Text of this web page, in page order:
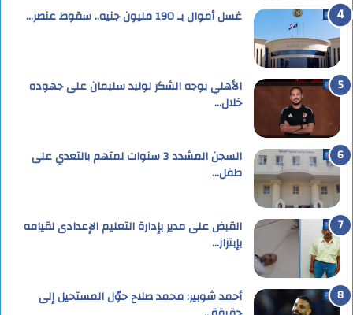
غسل أموال بـ 190 مليون جنيه.. سقوط عنصر…
الأهلي يوجه الشكر لوليد سليمان على جهوده
خلال…
السجن المشدد 3 سنوات لمتهم بالتعدي على
طفل…
القبض على مدير بإدارة التعليم الإعدادى لقيامه
بإبتزاز…
أحمد شوبير: محمد صلاح حوّل المستحيل إلى